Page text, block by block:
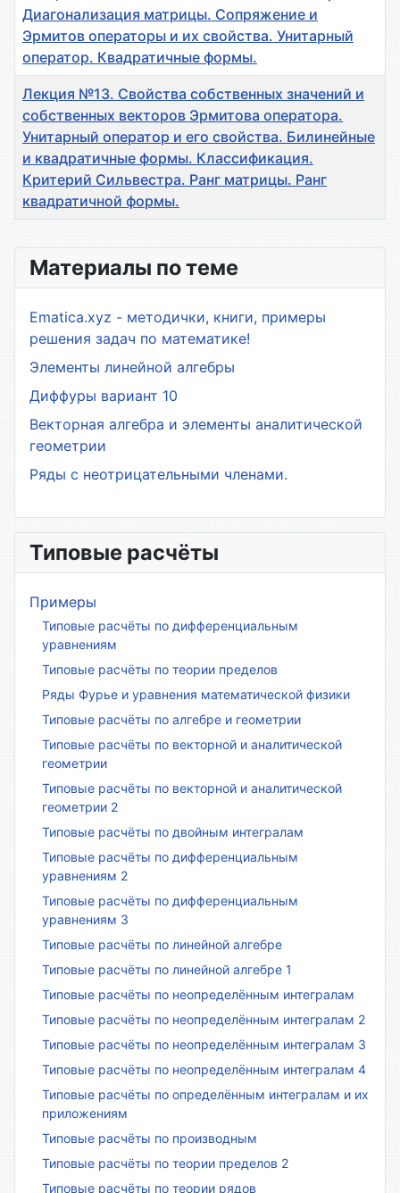
Диагонализация матрицы. Сопряжение и
Эрмитов операторы и их свойства. Унитарный
оператор. Квадратичные формы.
Лекция №13. Свойства собственных значений и
собственных векторов Эрмитова оператора.
Унитарный оператор и его свойства. Билинейные
и квадратичные формы. Классификация.
Критерий Сильвестра. Ранг матрицы. Ранг
квадратичной формы.
Материалы по теме
Ematica.xyz - методички, книги, примеры
решения задач по математике!
Элементы линейной алгебры
Диффуры вариант 10
Векторная алгебра и элементы аналитической
геометрии
Ряды с неотрицательными членами.
Типовые расчёты
Примеры
Типовые расчёты по дифференциальным
уравнениям
Типовые расчёты по теории пределов
Ряды Фурье и уравнения математической физики
Типовые расчёты по алгебре и геометрии
Типовые расчёты по векторной и аналитической
геометрии
Типовые расчёты по векторной и аналитической
геометрии 2
Типовые расчёты по двойным интегралам
Типовые расчёты по дифференциальным
уравнениям 2
Типовые расчёты по дифференциальным
уравнениям 3
Типовые расчёты по линейной алгебре
Типовые расчёты по линейной алгебре 1
Типовые расчёты по неопределённым интегралам
Типовые расчёты по неопределённым интегралам 2
Типовые расчёты по неопределённым интегралам 3
Типовые расчёты по неопределённым интегралам 4
Типовые расчёты по определённым интегралам и их
приложениям
Типовые расчёты по производным
Типовые расчёты по теории пределов 2
Типовые расчёты по теории рядов